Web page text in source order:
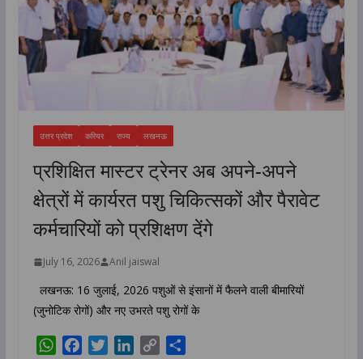
उत्तर प्रदेश करियर राज्य लखनऊ
प्रशिक्षित मास्टर ट्रेनर अब अपने-अपने
क्षेत्रों में कार्यरत पशु चिकित्सकों और पैरावेट
कर्मचारियों को प्रशिक्षण देंगे
July 16, 2026 Anil jaiswal
लखनऊ: 16 जुलाई, 2026 पशुओं से इंसानों में फैलने वाली बीमारियों
(जुनोटिक रोगों) और नए उभरते पशु रोगों के
W